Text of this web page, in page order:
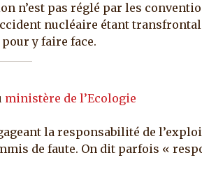
n’est pas réglé par les
nucléaire étant
y faire face.
ministère de l’Ecologie
la responsabilité de
de faute. On dit parfois «